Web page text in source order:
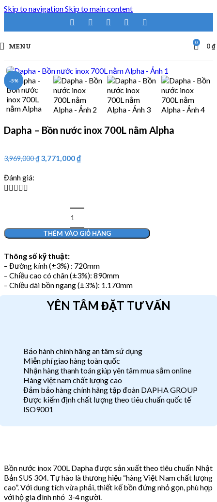
Skip to navigationSkip to main content
MENU 0 0₫
-5%
Dapha – Bồn nước inox 700L nằm Alpha
3,969,000₫ 3,771,000₫
Đánh giá:

THÊM VÀO GIỎ HÀNG
Thông số kỹ thuật:
– Đường kính (±3%) : 720mm
– Chiều cao có chân (±3%): 890mm
– Chiều dài bồn ngang (±3%): 1.170mm
YÊN TÂM ĐẶT TƯ VẤN
Bảo hành chính hãng an tâm sử dụng
Miễn phí giao hàng toàn quốc
Nhận hàng thanh toán giúp yên tâm mua sắm online
Hàng việt nam chất lượng cao
Đảm bảo hàng chính hãng tập đoàn DAPHA GROUP
Được kiểm định chất lượng theo tiêu chuẩn quốc tế
ISO9001
Bồn nước inox 700L Dapha được sản xuất theo tiêu chuẩn Nhật
Bản SUS 304. Tự hào là thương hiệu “hàng Việt Nam chất lượng
cao”. Với dung tích vừa phải, thiết kế bồn đứng nhỏ gọn, phù hợp
với hộ gia đình nhỏ 3-4 người.